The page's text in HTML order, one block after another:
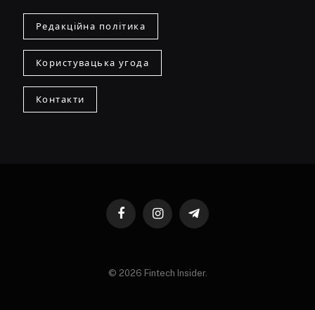
Редакційна політика
Користувацька угода
Контакти
FacebookInstagramTelegram
© 2026 Fintech Insider.